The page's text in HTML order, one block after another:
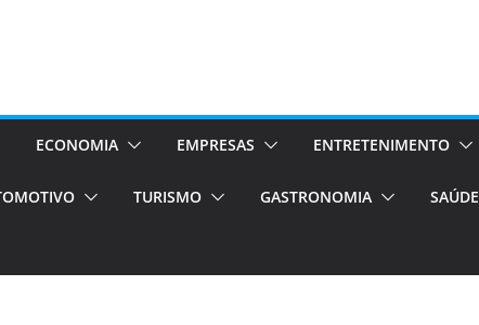
bolsas –
o segundo
únicas e
de volta!
ECONOMIA EMPRESAS ENTRETENIMENTO
TURISMO GASTRONOMIA SAÚDE